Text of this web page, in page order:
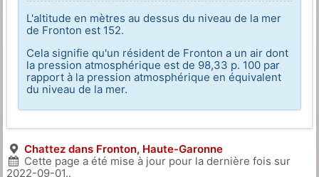
L'altitude en mètres au dessus du niveau de la mer
de Fronton est 152.
Cela signifie qu'un résident de Fronton a un air dont
la pression atmosphérique est de 98,33 p. 100 par
rapport à la pression atmosphérique en équivalent
du niveau de la mer.
Chattez dans Fronton, Haute-Garonne
Cette page a été mise à jour pour la dernière fois sur
2022-09-01..